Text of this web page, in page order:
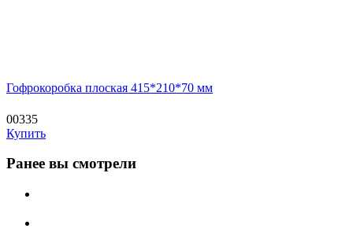
Гофрокоробка плоская 415*210*70 мм
00335
Купить
Ранее вы смотрели